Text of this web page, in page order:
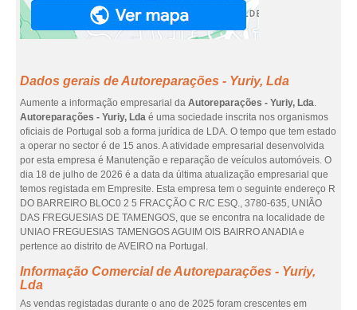
Dados gerais de Autoreparações - Yuriy, Lda
Aumente a informação empresarial da Autoreparações - Yuriy, Lda.
Autoreparações - Yuriy, Lda é uma sociedade inscrita nos organismos
oficiais de Portugal sob a forma jurídica de LDA. O tempo que tem estado
a operar no sector é de 15 anos. A atividade empresarial desenvolvida
por esta empresa é Manutenção e reparação de veículos automóveis. O
dia 18 de julho de 2026 é a data da última atualização empresarial que
temos registada em Empresite. Esta empresa tem o seguinte endereço R
DO BARREIRO BLOC0 2 5 FRACÇÃO C R/C ESQ., 3780-635, UNIÃO
DAS FREGUESIAS DE TAMENGOS, que se encontra na localidade de
UNIAO FREGUESIAS TAMENGOS AGUIM OIS BAIRRO ANADIA e
pertence ao distrito de AVEIRO na Portugal.
Informação Comercial de Autoreparações - Yuriy,
Lda
As vendas registadas durante o ano de 2025 foram crescentes em